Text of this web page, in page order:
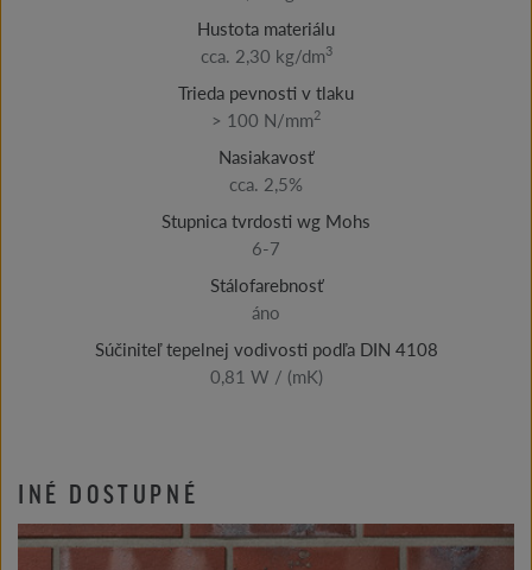
Hustota materiálu
cca. 2,30 kg/dm3
Trieda pevnosti v tlaku
> 100 N/mm2
Nasiakavosť
cca. 2,5%
Stupnica tvrdosti wg Mohs
6-7
Stálofarebnosť
áno
Súčiniteľ tepelnej vodivosti podľa DIN 4108
0,81 W / (mK)
INÉ DOSTUPNÉ